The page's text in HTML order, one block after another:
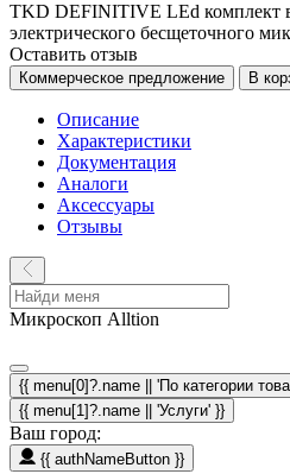
TKD DEFINITIVE LEd комплект
электрического бесщеточного
Оставить отзыв
Коммерческое предложение В
Описание
Характеристики
Документация
Аналоги
Аксессуары
Отзывы
Микроскоп Alltion
{{ menu[0]?.name || 'По категории
{{ menu[1]?.name || 'Услуги' }}
Ваш город:
{{ authNameButton }}